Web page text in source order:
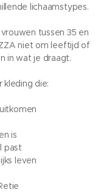
lichaamstypes.
tussen 35 en
niet om leeftijd of
in wat je draagt.
kleding die:
is
past
leven